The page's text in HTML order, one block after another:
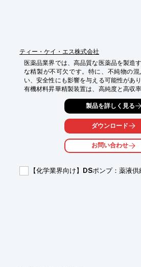
ティー・ケイ・エス株式会社
医薬品業界では、高品質な医薬品を製造
な精製が不可欠です。特に、不純物の
い、安全性にも影響を与える可能性があ
有機材料昇華精製装置は、高純度と高収
品製造における精製プロセスを最適化し
【活用シーン】
・医薬品原薬の精製
・中間体の精製
・研究開発における少量精製
・歩留まり向上によるコスト削減
製品を詳しく見る
ダウンロード
お問い合わせ
【化学業界向け】DSポンプ：薬液供